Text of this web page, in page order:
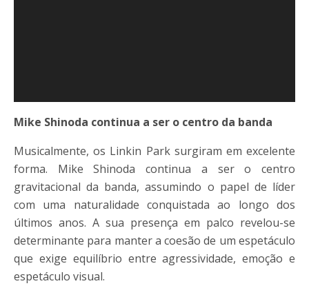
Mike Shinoda continua a ser o centro da banda
Musicalmente, os Linkin Park surgiram em excelente
forma. Mike Shinoda continua a ser o centro
gravitacional da banda, assumindo o papel de líder
com uma naturalidade conquistada ao longo dos
últimos anos. A sua presença em palco revelou-se
determinante para manter a coesão de um espetáculo
que exige equilíbrio entre agressividade, emoção e
espetáculo visual.